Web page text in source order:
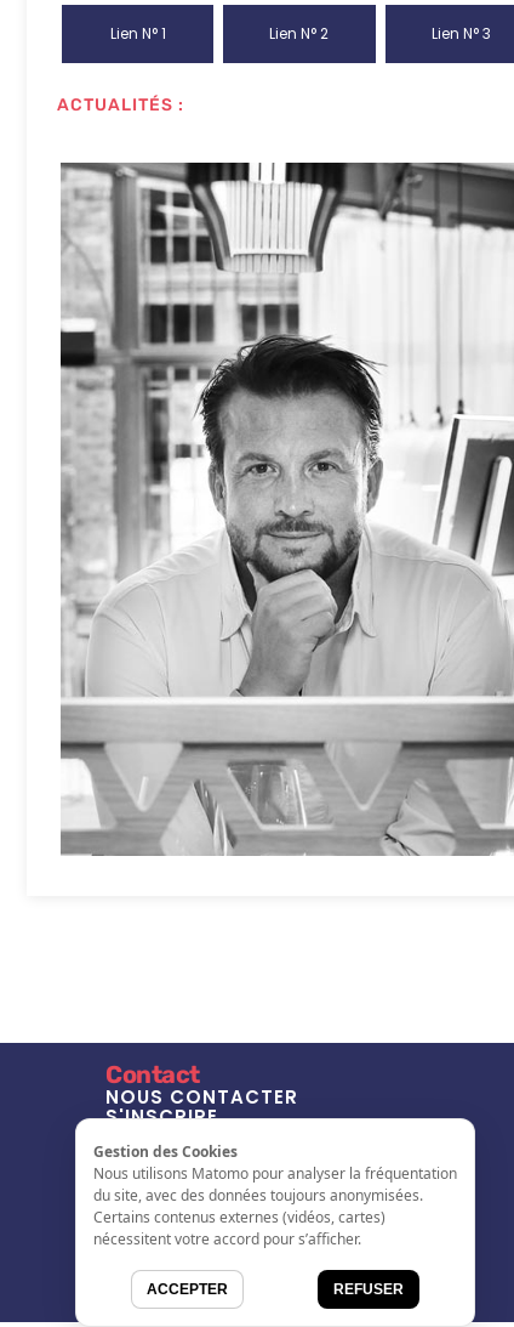
Gestion des Cookies
Nous utilisons Matomo pour analyser la fréquentation
du site, avec des données toujours anonymisées.
Certains contenus externes (vidéos, cartes)
nécessitent votre accord pour s’afficher.
ACCEPTER REFUSER
Lien N° 1 Lien N° 2 Lien N° 3
ACTUALITÉS :
Contact
NOUS CONTACTER
S'INSCRIRE